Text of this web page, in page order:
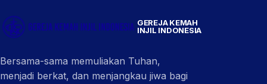
GEREJA KEMAH
INJIL INDONESIA
Bersama-sama memuliakan Tuhan,
menjadi berkat, dan menjangkau jiwa bagi